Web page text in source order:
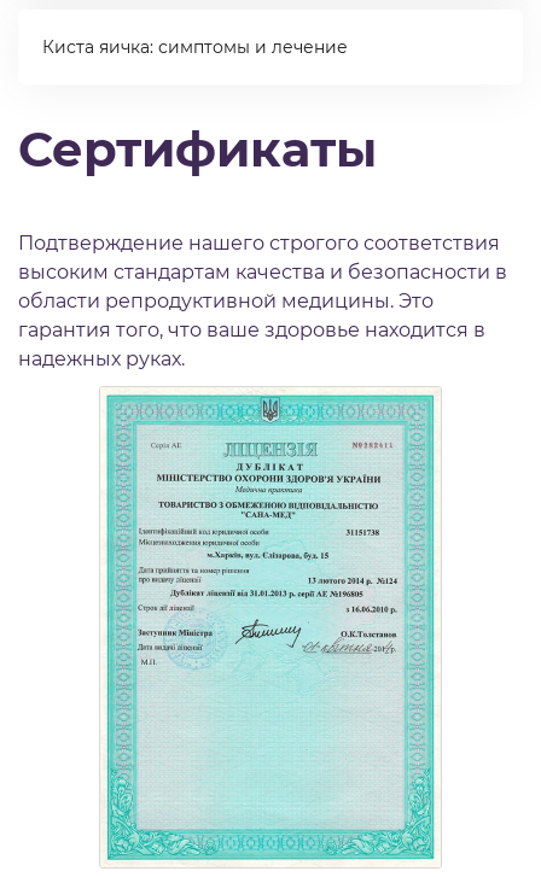
Киста яичка: симптомы и лечение
Сертификаты
Подтверждение нашего строгого соответствия
высоким стандартам качества и безопасности в
области репродуктивной медицины. Это
гарантия того, что ваше здоровье находится в
надежных руках.